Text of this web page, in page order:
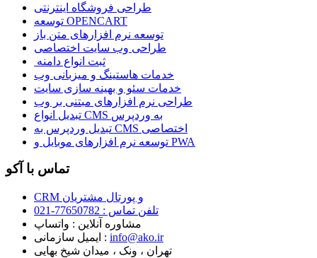
طراحی فروشگاه اینترنتی
توسعه OPENCART
توسعه نرم افزارهای متن باز
طراحی وب سایت اختصاصی
ثبت انواع دامنه
خدمات هاستینگ و میزبانی وب
خدمات سئو و بهینه سازی سایت
طراحی نرم افزارهای مبتنی بر وب
تبدیل انواع CMS به وردپرس
تبدیل وردپرس به CMS اختصاصی
توسعه نرم افزارهای موبایل و PWA
تماس با آکو
CRM و پورتال مشتریان
تلفن تماس :‌ 77650782-021
مشاوره آنلاین : واتساپ
ایمیل سازمانی :‌ info@ako.ir
تهران ، ونک ، میدان شیخ بهایی